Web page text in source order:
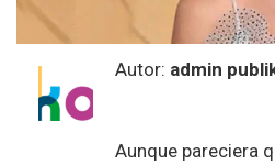
Autor: admin
Aunque pareciera